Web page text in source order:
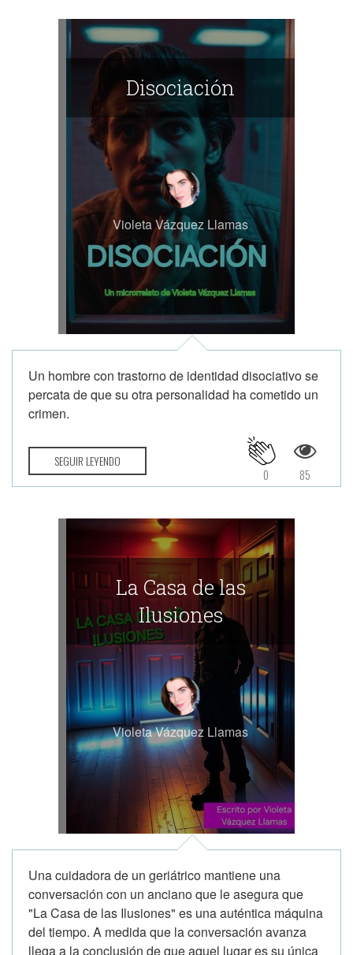
Disociación
Violeta Vázquez Llamas
Un hombre con trastorno de identidad disociativo se
percata de que su otra personalidad ha cometido un
crimen.
SEGUIR LEYENDO
85
0
La Casa de las
Ilusiones
Violeta Vázquez Llamas
Una cuidadora de un geriátrico mantiene una
conversación con un anciano que le asegura que
"La Casa de las Ilusiones" es una auténtica máquina
del tiempo. A medida que la conversación avanza
llega a la conclusión de que aquel lugar es su única